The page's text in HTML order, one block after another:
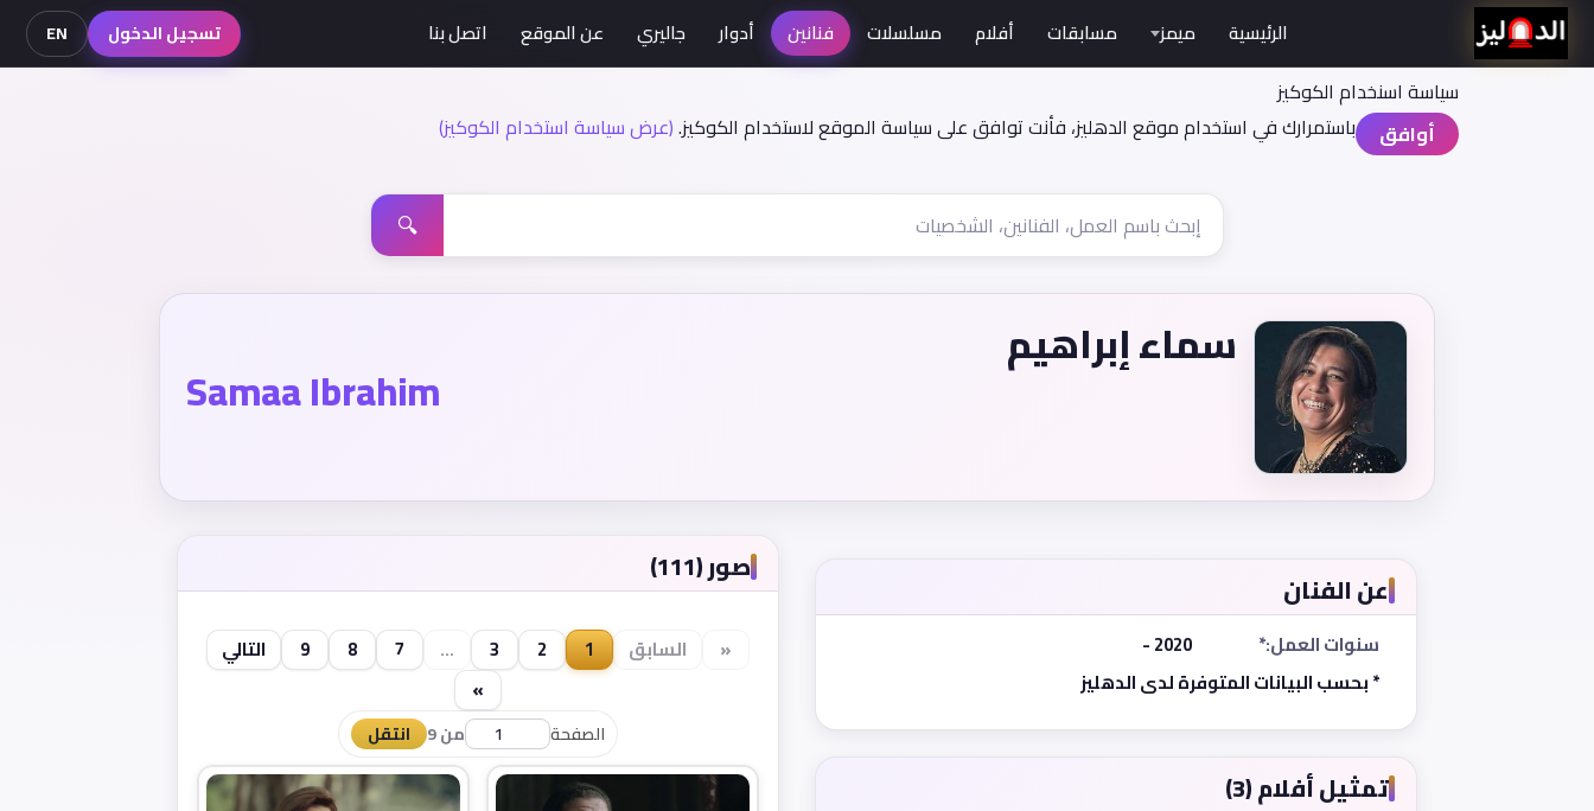
سياسة اسنخدام الكوكيز
أوافق
باستمرارك في استخدام موقع الدهليز، فأنت توافق على سياسة الموقع لاستخدام الكوكيز.(عرض سياسة استخدام الكوكيز)
الرئيسية ميمز مسابقات أفلام مسلسلات فنانين أدوار جاليري عن الموقع اتصل بنا تسجيل الدخول EN
🔍
سماء إبراهيم
Samaa Ibrahim
عن الفنان
سنوات العمل:*
2020 -
* بحسب البيانات المتوفرة لدى الدهليز
تمثيل أفلام (3)
صور (111)
« السابق 1
2
3
...
7
8
9
التالي
»
الصفحة من 9 انتقل